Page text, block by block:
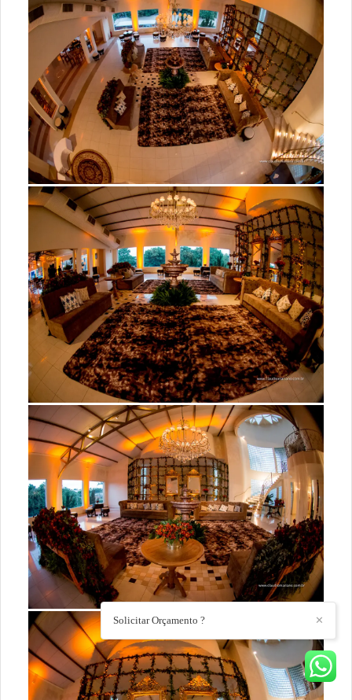
✕
Solicitar Orçamento ?